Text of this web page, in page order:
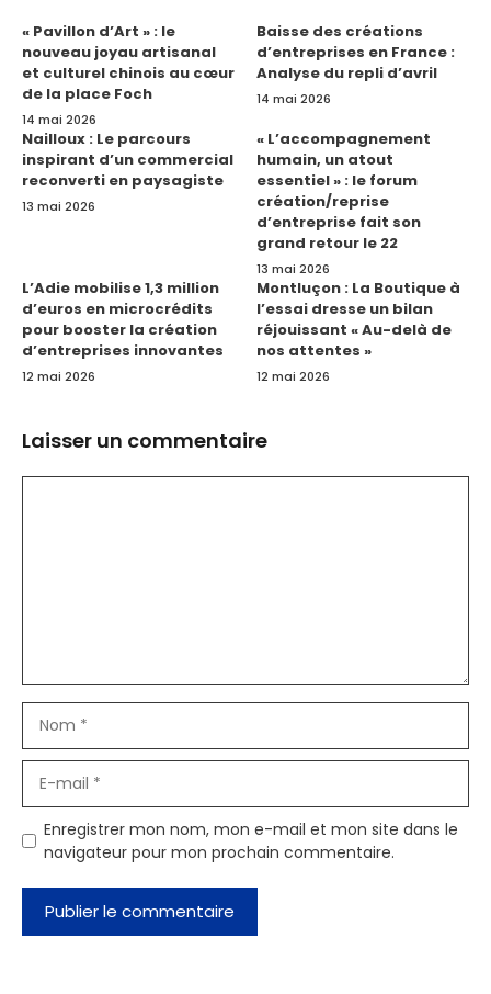
« Pavillon d’Art » : le
nouveau joyau artisanal
et culturel chinois au cœur
de la place Foch
14 mai 2026
Baisse des créations
d’entreprises en France :
Analyse du repli d’avril
14 mai 2026
Nailloux : Le parcours
inspirant d’un commercial
reconverti en paysagiste
13 mai 2026
« L’accompagnement
humain, un atout
essentiel » : le forum
création/reprise
d’entreprise fait son
grand retour le 22
13 mai 2026
L’Adie mobilise 1,3 million
d’euros en microcrédits
pour booster la création
d’entreprises innovantes
12 mai 2026
Montluçon : La Boutique à
l’essai dresse un bilan
réjouissant « Au-delà de
nos attentes »
12 mai 2026
Laisser un commentaire
mail
Enregistrer mon nom, mon e-mail et mon site dans le
navigateur pour mon prochain commentaire.